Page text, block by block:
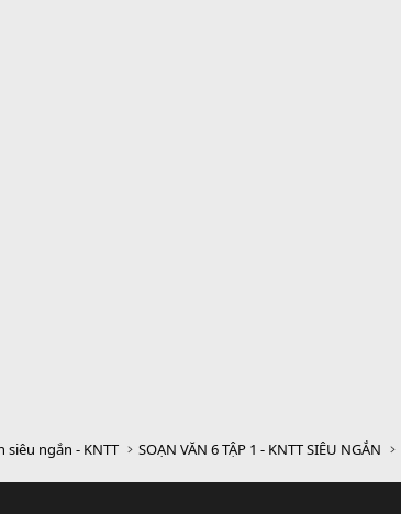
siêu ngắn - KNTT SOẠN VĂN 6 TẬP 1 - KNTT SIÊU NGẮN